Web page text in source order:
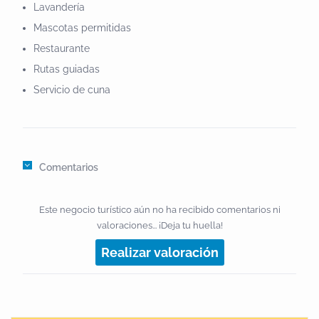
tradicionales elaboradas con los magníficos
productos que nos ofrece la tierra, así como una
cocina más vanguardistas, original y exótica, siempre
Lavandería
Mascotas permitidas
Restaurante
Rutas guiadas
Servicio de cuna
Comentarios
Este negocio turístico aún no ha recibido comentarios ni
valoraciones... ¡Deja tu huella!
Realizar valoración